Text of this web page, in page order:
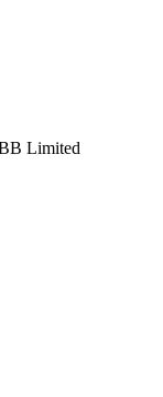
Limited